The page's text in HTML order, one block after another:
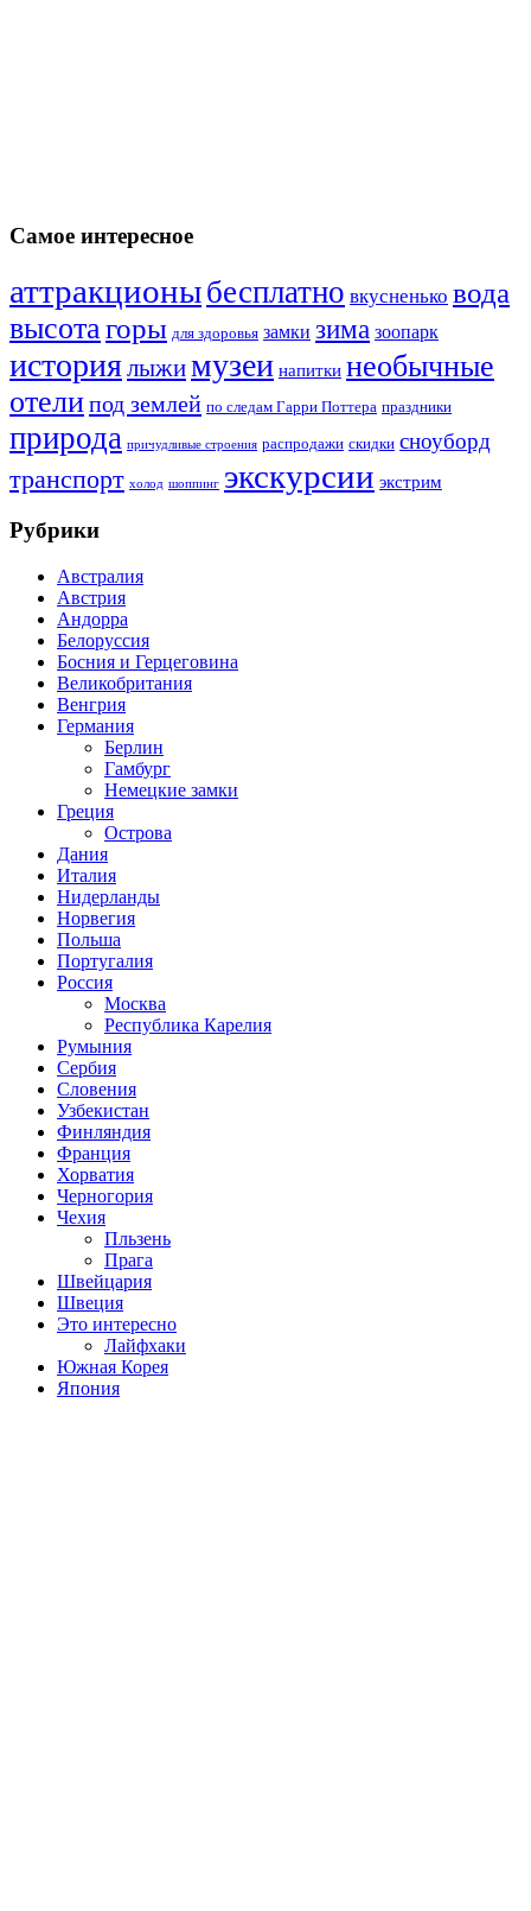
Самое интересное
аттракционыбесплатно вкусненько вода
высота горы для здоровья замки зима зоопарк
историялыжимузеи напитки необычные
отелипод землей по следам Гарри Поттера праздники
природа причудливые строения распродажи скидки сноуборд
транспорт холод шоппинг экскурсии экстрим
Рубрики
Австралия
Австрия
Андорра
Белоруссия
Босния и Герцеговина
Великобритания
Венгрия
Германия
Берлин
Гамбург
Немецкие замки
Греция
Острова
Дания
Италия
Нидерланды
Норвегия
Польша
Португалия
Россия
Москва
Республика Карелия
Румыния
Сербия
Словения
Узбекистан
Финляндия
Франция
Хорватия
Черногория
Чехия
Пльзень
Прага
Швейцария
Швеция
Это интересно
Лайфхаки
Южная Корея
Япония